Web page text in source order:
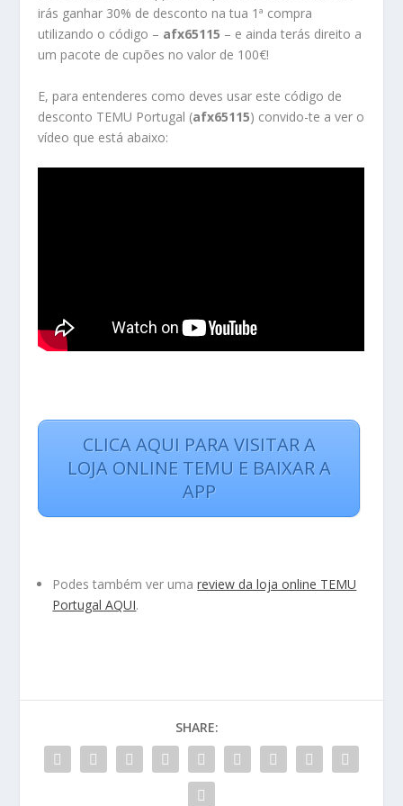
irás ganhar 30% de desconto na tua 1ª compra
utilizando o código – afx65115 – e ainda terás direito a
um pacote de cupões no valor de 100€!
E, para entenderes como deves usar este código de
desconto TEMU Portugal (afx65115) convido-te a ver o
vídeo que está abaixo:
CLICA AQUI PARA VISITAR A
LOJA ONLINE TEMU E BAIXAR A
APP
Podes também ver umareview da loja online TEMU
Portugal AQUI.
SHARE: